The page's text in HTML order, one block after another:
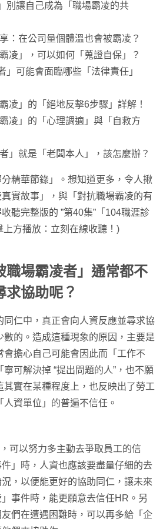
別讓自己成為「職場霸凌的共
：在公司量個體溫也會被霸凌？
凌」，可以如何「蒐證自保」？
」可能會面臨哪些「法律責任」
凌」的「絕地反擊6步驟」詳解！
凌」的「心理調適」與「自救方
」就是「老闆本人」，該怎麼辦？
精華節錄」。想知道更多，令人揪
實故事」，與「對抗職場霸凌的有
聽完整版的 ”第40集”「104職涯診
上方播放：立刻在線收聽！)
職場霸凌者」通常都不
求協助呢？
同仁中，真正會向人資反應並尋求協
數的。造成這種現象的原因，主要是
會擔心自己可能會因此而「工作不
可解決掉 “提出問題的人”，也不願
其實在某種程度上，也反映出了勞工
資單位」的普遍不信任。
可以努力多主動去爭取員工的信
」時，人資也應該要盡量仔細的去
，以便能更好的協助同仁，讓未來
事件時，能更願意去信任HR。另
們在遭遇困難時，可以再多給「企